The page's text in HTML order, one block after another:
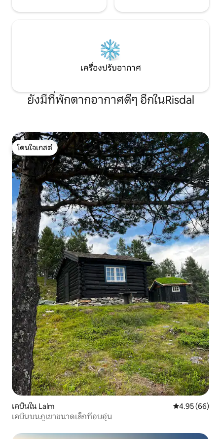
เครื่องปรับอากาศ
ยังมีที่พักตากอากาศดีๆ อีกในRisdal
โดนใจเกสต์
โดนใจเกสต์
เคบินใน Lalm คะแนนเฉลี่ย
4.95 (66)
เคบินบนภูเขาขนาดเล็กที่อบอุ่น